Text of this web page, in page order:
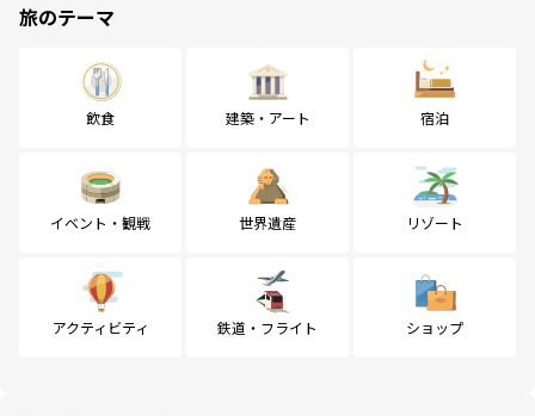
旅のテーマ
飲食 建築・アート 宿泊
イベント・観戦 世界遺産 リゾート
アクティビティ 鉄道・フライト ショップ